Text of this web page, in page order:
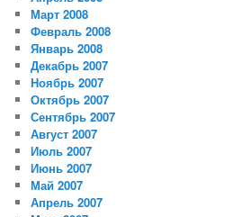
Март 2008
Февраль 2008
Январь 2008
Декабрь 2007
Ноябрь 2007
Октябрь 2007
Сентябрь 2007
Август 2007
Июль 2007
Июнь 2007
Май 2007
Апрель 2007